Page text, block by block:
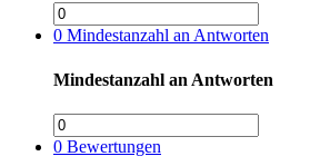
0 Mindestanzahl an Antworten
Mindestanzahl an Antworten
0 Bewertungen